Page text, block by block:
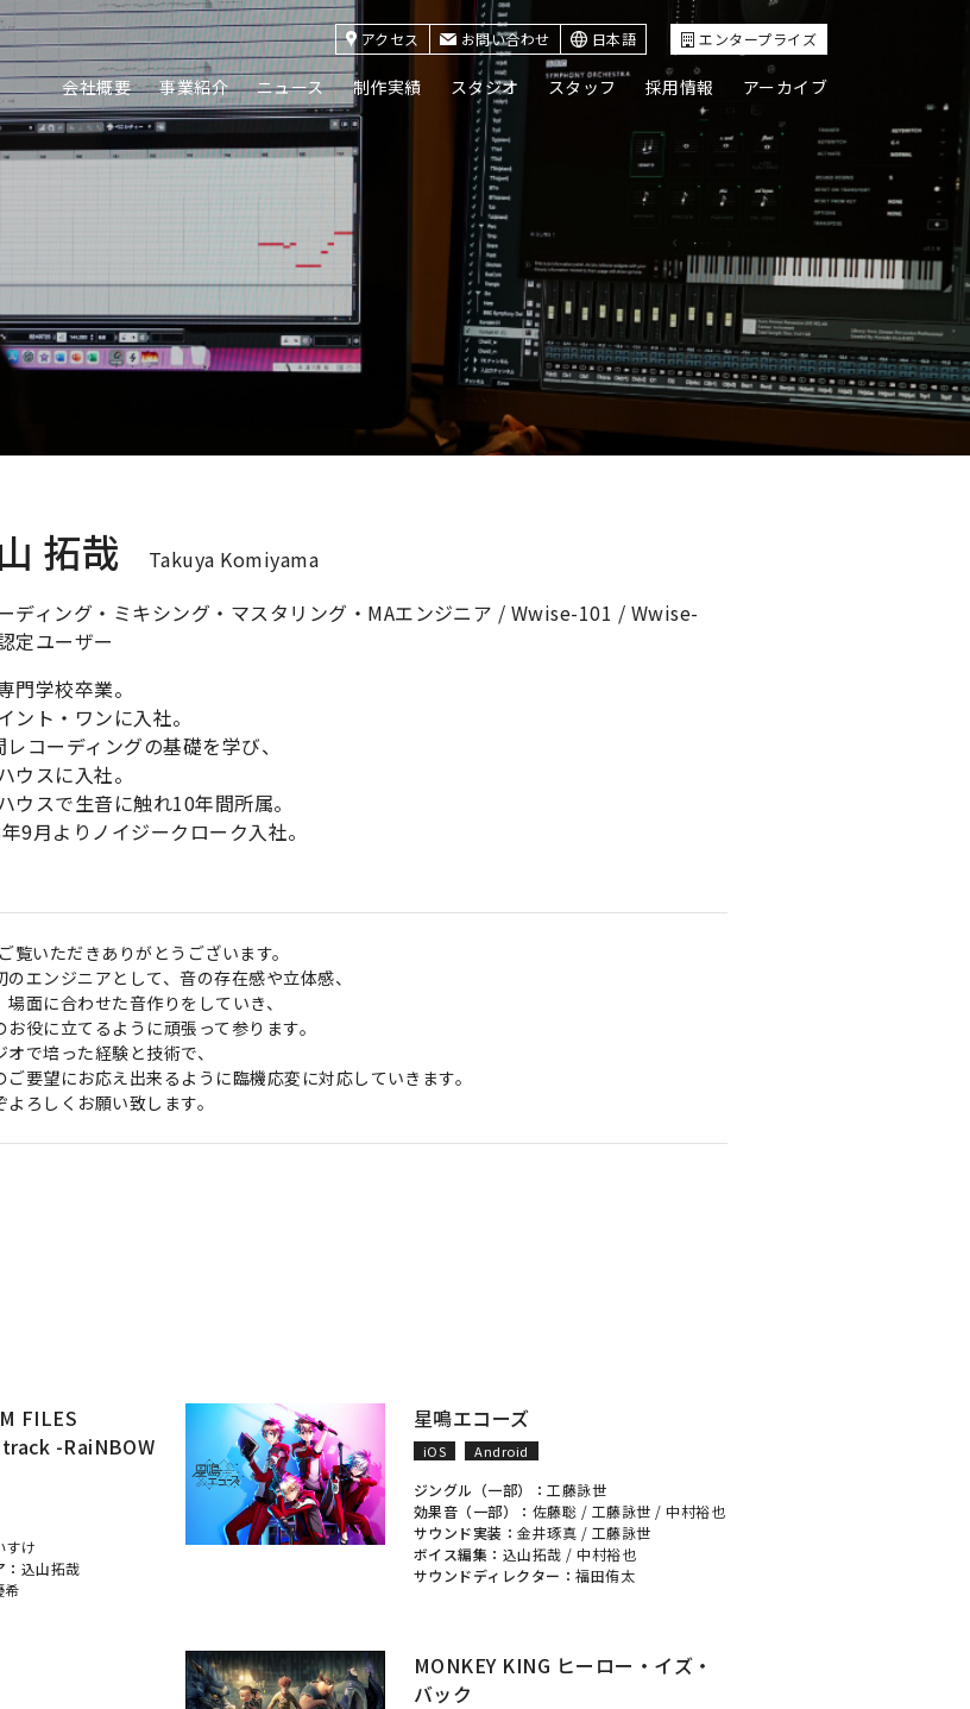
会社概要 事業紹介 ニュース 制作実績 スタジオ スタッフ 採用情報 アーカイブ
アクセス お問い合わせ 日本語 エンタープライズ
拓哉
Takuya Komiyama
ディング・ミキシング・マスタリング・MAエンジニア / Wwise-101 / Wwise-
定ユーザー
門学校卒業。
ント・ワンに入社。
コーディングの基礎を学び、
ウスに入社。
ウスで生音に触れ10年間所属。
9月よりノイジークローク入社。
覧いただきありがとうございます。
のエンジニアとして、音の存在感や立体感、
場面に合わせた音作りをしていき、
お役に立てるように頑張って参ります。
オで培った経験と技術で、
ご要望にお応え出来るように臨機応変に対応していきます。
よろしくお願い致します。
FILES
-RaiNBOW
すけ
込山拓哉
希
星鳴エコーズ
iOS Android
ジングル（一部）：工藤詠世
効果音（一部）： 佐藤聡 / 工藤詠世 / 中村裕也
サウンド実装：金井琢真 / 工藤詠世
ボイス編集： 込山拓哉 / 中村裕也
サウンドディレクター：福田侑太
MONKEY KING ヒーロー・イズ・
バック